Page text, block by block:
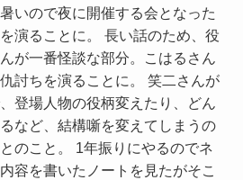
いので夜に開催する会となった
演ることに。 長い話のため、役
が一番怪談な部分。こはるさん
討ちを演ることに。 笑二さんが
登場人物の役柄変えたり、どん
など、結構噺を変えてしまうの
のこと。 1年振りにやるのでネ
容を書いたノートを見たがそこ